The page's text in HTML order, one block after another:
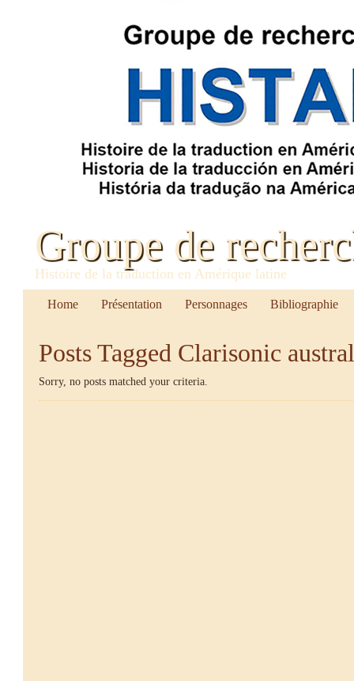
Groupe de
Histoire de la traduction en Amérique latine
Home Présentation Personnages Bibliographie
Posts Tagged Clarisonic
Sorry, no posts matched your criteria.